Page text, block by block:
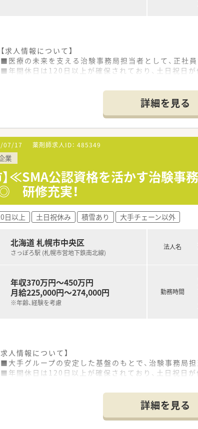
【求人情報について】
■医療の未来を支える治験事務局担当者として、正社
■年間休日は120日以上が確保されており、土日祝日が
■ヘルスケア事業のさらなる加速と体制強化を見据え
■時代のニーズに柔軟に対応できる姿勢と、未知の領
■治験という倫理観が求められる現場において、誠実
【必要スキル・歓迎スキル】
■業界を問わず営業や店長、SVなどの折衝・調整業務
■入社直後に東京で約2週間にわたり実施される集合
■医療業界や治験業界での営業経験がある方は大歓迎
【会社特徴】
■開発から販売まで一貫した支援体制を持つ大手グル
■医療領域にとどまらず、健康や未病・予防といった生
■倫理観を重んじる誠実な社風でありながら、新たな
詳細を見る
07/17 薬剤師求人ID： 485349
業
】≪SMA公認資格を活かす治験
研修充実！
日以上 土日祝休み 積雪あり 大手チェーン以外
北海道 札幌市中央区
さっぽろ駅 (札幌市営地下鉄南北線)
年収370万円～450万円
月給225,000円～274,000円
※年齢、経験を考慮
法人名
勤務時間
求人情報について】
■大手グループの安定した基盤のもとで、治験事務局
■年間休日は120日以上が確保されており、土日祝日が
■ヘルスケア事業のさらなる加速と体制強化を見据え
■時代のニーズに柔軟に対応できる姿勢と、新たな価
詳細を見る